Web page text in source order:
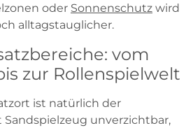
oder Sonnenschutz wird
alltagstauglicher.
vom
zur Rollenspielwelt
ist natürlich der
Sandspielzeug unverzichtbar,